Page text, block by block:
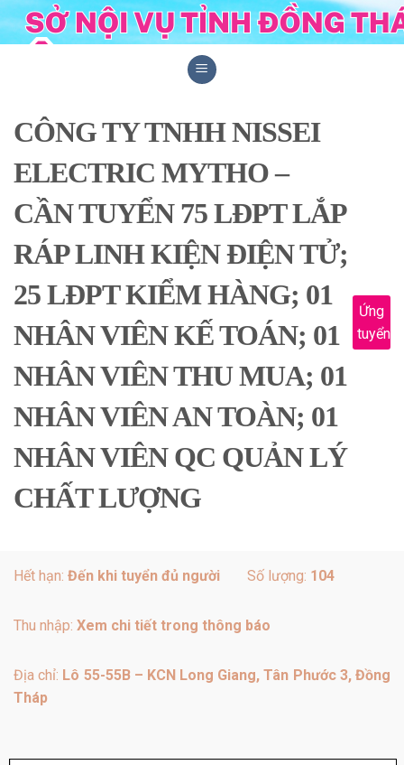
Skip
to
CÔNG TY TNHH NISSEI
ELECTRIC MYTHO –
CẦN TUYỂN 75 LĐPT LẮP
RÁP LINH KIỆN ĐIỆN TỬ;
25 LĐPT KIỂM HÀNG; 01
NHÂN VIÊN KẾ TOÁN; 01
NHÂN VIÊN THU MUA; 01
NHÂN VIÊN AN TOÀN; 01
NHÂN VIÊN QC QUẢN LÝ
CHẤT LƯỢNG
Ứng
tuyển
Hết hạn: Đến khi tuyển đủ người Số lượng: 104
Thu nhập: Xem chi tiết trong thông báo
Địa chỉ: Lô 55-55B – KCN Long Giang, Tân Phước 3, Đồng
Tháp